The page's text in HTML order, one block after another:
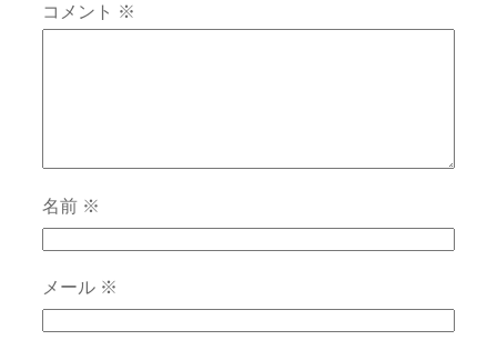
コメント ※
名前 ※
メール ※